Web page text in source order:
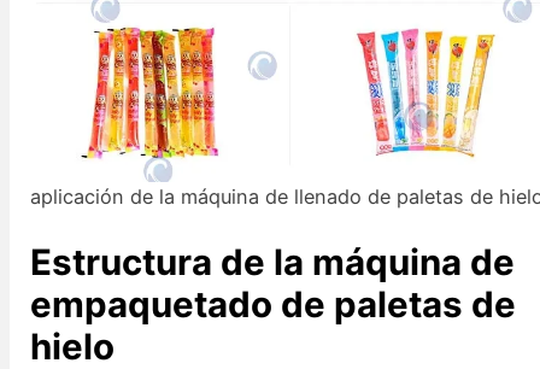
aplicación de la máquina de llenado de paletas de
Estructura de la máquina de
empaquetado de paletas de
hielo